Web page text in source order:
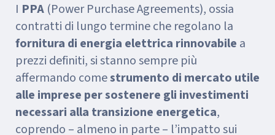
I PPA (Power Purchase Agreements), ossia
contratti di lungo termine che regolano la
fornitura di energia elettrica rinnovabile a
prezzi definiti, si stanno sempre più
affermando comestrumento di mercato utile
alle imprese per sostenere gli investimenti
necessari alla transizione energetica,
coprendo – almeno in parte – l’impatto sui